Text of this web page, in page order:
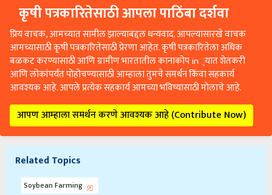
कृषी पत्रकारितेसाठी आपला पाठिंबा दर्शवा
प्रिय वाचक, आमच्यात सामील झाल्याबद्दल धन्यवाद. आपल्यासारखे वाचक
आमच्यासाठी कृषी पत्रकारितेसाठी प्रेरणा आहेत. कृषी पत्रकारितेला अधिक
बळकट करण्यासाठी आणि ग्रामीण भारतातील कानाकोप in्यात शेतकरी
आणि लोकांपर्यंत पोहोचण्यासाठी आम्हाला तुमचे समर्थन किंवा सहकार्य
आवश्यक आहे. आपले प्रत्येक सहकार्य आमच्या भविष्यासाठी मोलाचे आहे.
आपण आम्हाला समर्थन करणे आवश्यक आहे (Contribute Now)
Related Topics
Soybean Farming